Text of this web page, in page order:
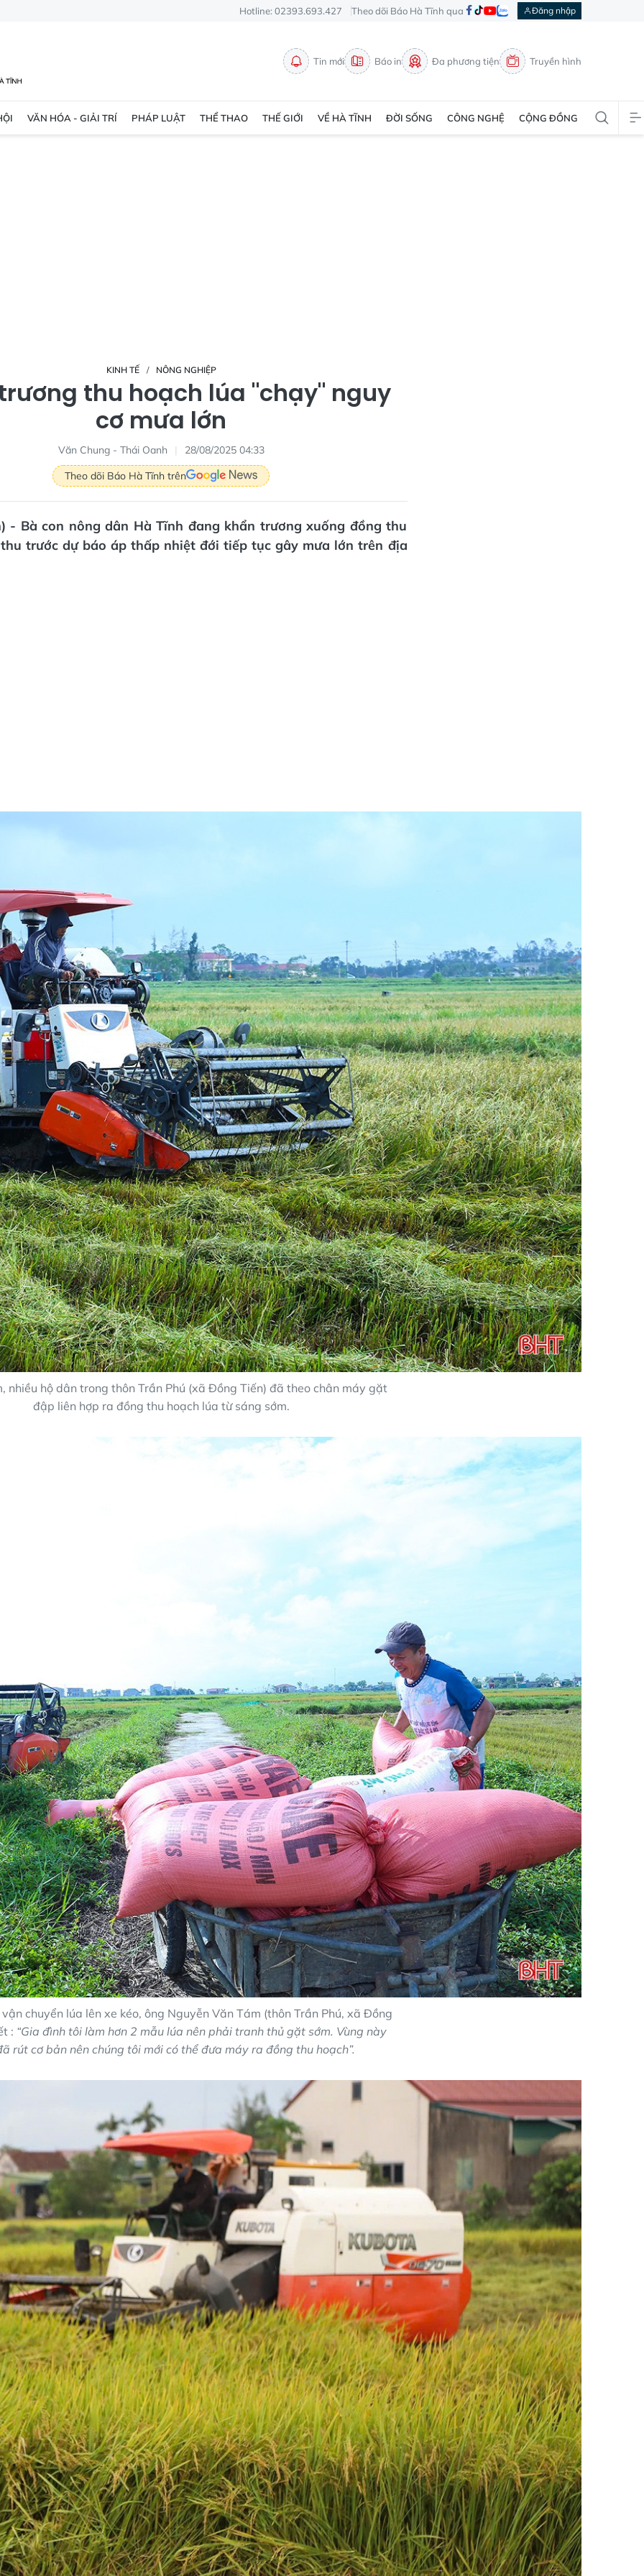
Hotline: 02393.693.427 Theo dõi Báo Hà Tĩnh qua Đăng nhập
Tin mới Báo in Đa phương tiện Truyền hình
VĂN HÓA - GIẢI TRÍ PHÁP LUẬT THỂ THAO THẾ GIỚI VỀ HÀ TĨNH ĐỜI SỐNG CÔNG NGHỆ CỘNG ĐỒNG
KINH TẾ NÔNG NGHIỆP
thu hoạch lúa "chạy" nguy
cơ mưa lớn
Văn Chung - Thái Oanh
28/08/2025 04:33
Theo dõi Báo Hà Tĩnh trên
- Bà con nông dân Hà Tĩnh đang khẩn trương xuống đồng thu
trước dự báo áp thấp nhiệt đới tiếp tục gây mưa lớn trên địa
nhiều hộ dân trong thôn Trần Phú (xã Đồng Tiến) đã theo chân máy gặt
đập liên hợp ra đồng thu hoạch lúa từ sáng sớm.
chuyển lúa lên xe kéo, ông Nguyễn Văn Tám (thôn Trần Phú, xã Đồng
: “Gia đình tôi làm hơn 2 mẫu lúa nên phải tranh thủ gặt sớm. Vùng này
rút cơ bản nên chúng tôi mới có thể đưa máy ra đồng thu hoạch”.